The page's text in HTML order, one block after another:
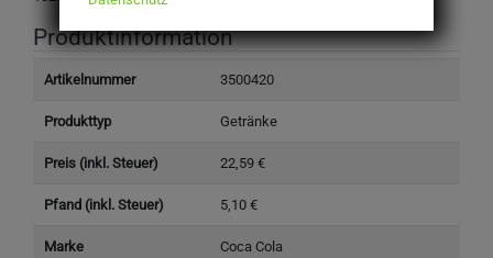
Produktinformation
Artikelnummer 3500420
Produkttyp Getränke
Preis (inkl. Steuer) 22,59 €
Pfand (inkl. Steuer) 5,10 €
Marke Coca Cola